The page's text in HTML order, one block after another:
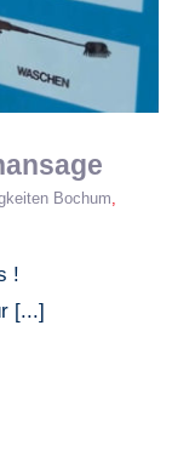
Bochum
!
[...]